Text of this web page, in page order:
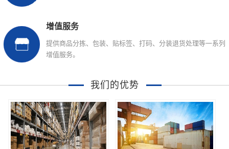
增值服务
提供商品分拣、包装、贴标签、打码、分装退货处理等一系列
增值服务。
我们的优势